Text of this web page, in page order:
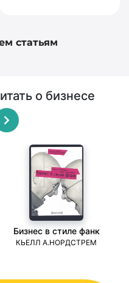
статьям
о бизнесе
Бизнес в стиле фанк
КЬЕЛЛ А.НОРДСТРЕМ